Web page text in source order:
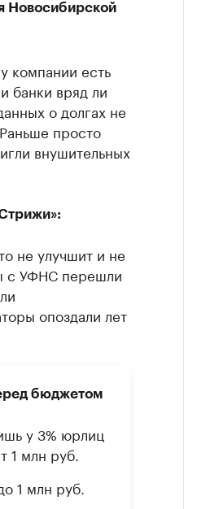
Новосибирской
компании есть
банки вряд ли
о долгах не
просто
внушительных
не улучшит и не
с УФНС перешли
опоздали лет
бюджетом
у 3% юрлиц
1 млн руб.
1 млн руб.